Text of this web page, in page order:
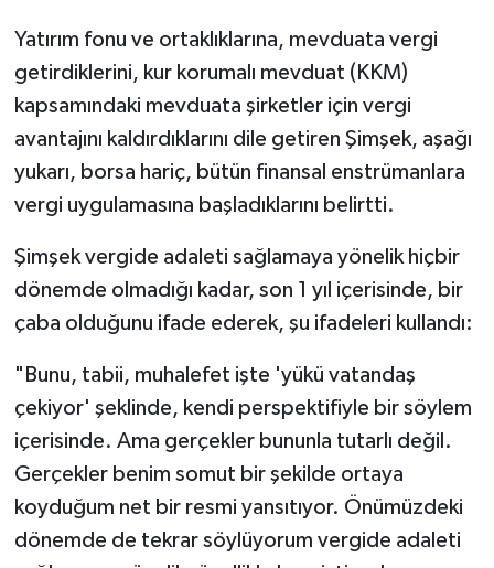
Yatırım fonu ve ortaklıklarına, mevduata vergi
getirdiklerini, kur korumalı mevduat (KKM)
kapsamındaki mevduata şirketler için vergi
avantajını kaldırdıklarını dile getiren Şimşek, aşağı
yukarı, borsa hariç, bütün finansal enstrümanlara
vergi uygulamasına başladıklarını belirtti.
Şimşek vergide adaleti sağlamaya yönelik hiçbir
dönemde olmadığı kadar, son 1 yıl içerisinde, bir
çaba olduğunu ifade ederek, şu ifadeleri kullandı:
"Bunu, tabii, muhalefet işte 'yükü vatandaş
çekiyor' şeklinde, kendi perspektifiyle bir söylem
içerisinde. Ama gerçekler bununla tutarlı değil.
Gerçekler benim somut bir şekilde ortaya
koyduğum net bir resmi yansıtıyor. Önümüzdeki
dönemde de tekrar söylüyorum vergide adaleti